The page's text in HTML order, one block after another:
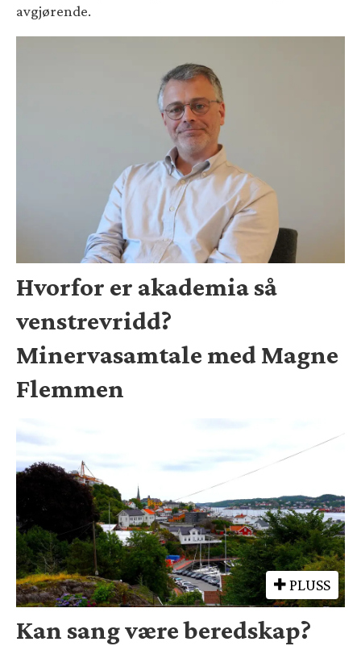
avgjørende.
Hvorfor er akademia så
venstrevridd?
Minervasamtale med Magne
Flemmen
PLUSS
Kan sang være beredskap?